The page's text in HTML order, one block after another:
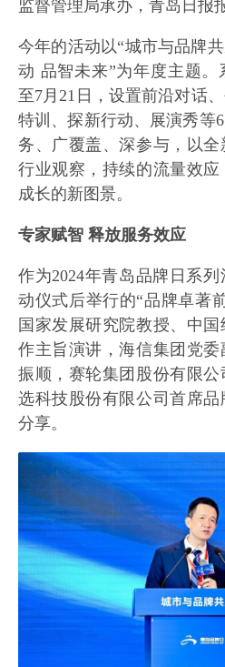
监督管理局承办，青岛日报
今年的活动以“城市与品牌
动 品智未来”为年度主题
至7月21日，设置前沿对话
特训、探新行动、展演秀等
务、广覆盖、深参与，以
行业观察，持续的流量效应
成长的新图景。
专家赋智 释放服务效应
作为2024年青岛品牌日系
动仪式后举行的“品牌卓著
国家发展研究院教授、中
作主旨演讲，海信集团党委
振顺，赛轮集团股份有限
选科技股份有限公司首席
分享。